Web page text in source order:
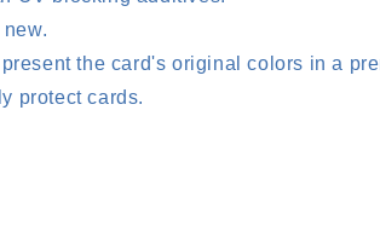
the card's original colors in a
protect cards.